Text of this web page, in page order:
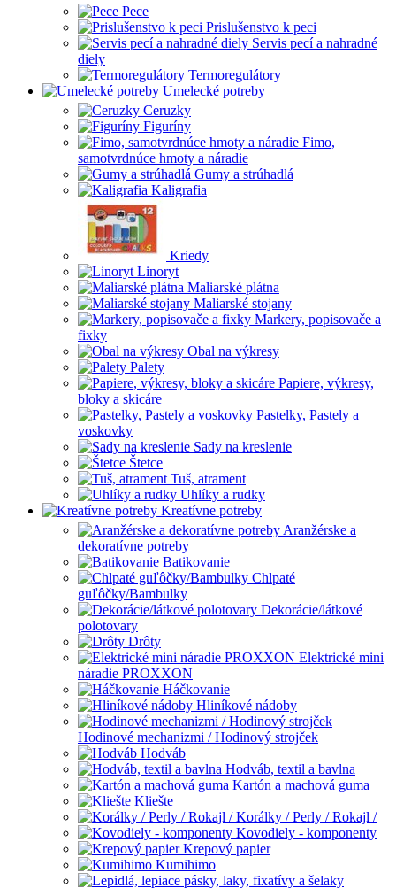
Pece
Prislušenstvo k peci
Servis pecí a nahradné
diely
Termoregulátory
Umelecké potreby
Ceruzky
Figuríny
Fimo,
samotvrdnúce hmoty a náradie
Gumy a strúhadlá
Kaligrafia
Kriedy
Linoryt
Maliarské plátna
Maliarské stojany
Markery, popisovače a
fixky
Obal na výkresy
Palety
Papiere, výkresy,
bloky a skicáre
Pastelky, Pastely a
voskovky
Sady na kreslenie
Štetce
Tuš, atrament
Uhlíky a rudky
Kreatívne potreby
Aranžérske a
dekoratívne potreby
Batikovanie
Chlpaté
guľôčky/Bambulky
Dekorácie/látkové
polotovary
Drôty
Elektrické mini
náradie PROXXON
Háčkovanie
Hliníkové nádoby
Hodinové mechanizmi / Hodinový strojček
Hodváb
Hodváb, textil a bavlna
Kartón a machová guma
Kliešte
Korálky / Perly / Rokajl /
Kovodiely - komponenty
Krepový papier
Kumihimo